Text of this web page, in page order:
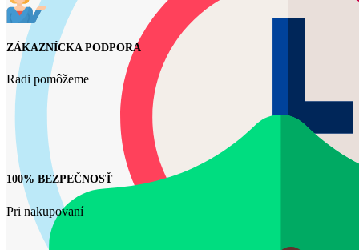
ZÁKAZNÍCKA PODPORA
Radi pomôžeme
100% BEZPEČNOSŤ
Pri nakupovaní